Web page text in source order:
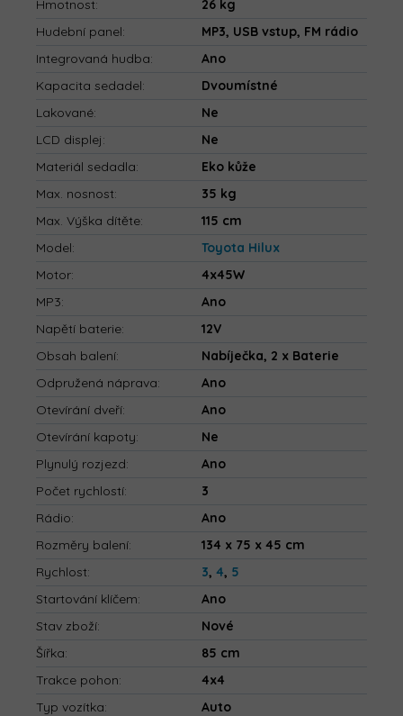
Hmotnost:
26 kg
Hudební panel:
MP3, USB vstup, FM rádio
Integrovaná hudba:
Ano
Kapacita sedadel:
Dvoumístné
Lakované:
Ne
LCD displej:
Ne
Materiál sedadla:
Eko kůže
Max. nosnost:
35 kg
Max. Výška dítěte:
115 cm
Model:
Toyota Hilux
Motor:
4x45W
MP3:
Ano
Napětí baterie:
12V
Obsah balení:
Nabíječka, 2 x Baterie
Odpružená náprava:
Ano
Otevírání dveří:
Ano
Otevírání kapoty:
Ne
Plynulý rozjezd:
Ano
Počet rychlostí:
3
Rádio:
Ano
Rozměry balení:
134 x 75 x 45 cm
Rychlost: 3, 4, 5
Startování klíčem:
Ano
Stav zboží:
Nové
Šířka:
85 cm
Trakce pohon:
4x4
Typ vozítka:
Auto